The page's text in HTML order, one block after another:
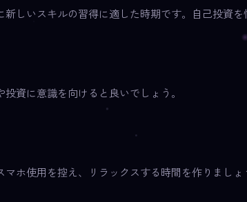
しいスキルの習得に適した時期です。自己投資
資に意識を向けると良いでしょう。
ホ使用を控え、リラックスする時間を作りましょ